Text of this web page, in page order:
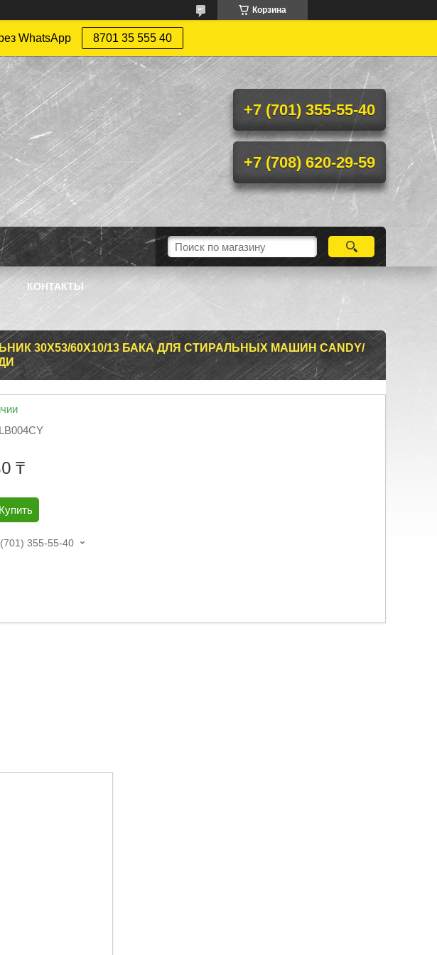
Корзина
WhatsApp 8701 35 555 40
+7 (701) 355-55-40
+7 (708) 620-29-59
КОНТАКТЫ
30X53/60X10/13 БАКА ДЛЯ СТИРАЛЬНЫХ МАШИН CANDY/
₸
Купить
355-55-40